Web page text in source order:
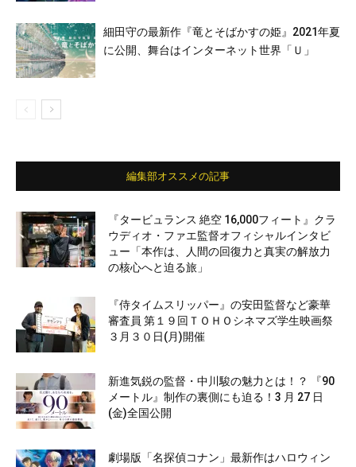
細田守の最新作『竜とそばかすの姫』2021年夏
に公開、舞台はインターネット世界「Ｕ」
編集部オススメの記事
『タービュランス 絶空 16,000フィート』クラ
ウディオ・ファエ監督オフィシャルインタビ
ュー「本作は、人間の回復力と真実の解放力
の核心へと迫る旅」
『侍タイムスリッパー』の安田監督など豪華
審査員 第１９回ＴＯＨＯシネマズ学生映画祭
３月３０日(月)開催
新進気鋭の監督・中川駿の魅力とは！？ 『90
メートル』制作の裏側にも迫る！3 月 27 日
(金)全国公開
劇場版「名探偵コナン」最新作はハロウィン